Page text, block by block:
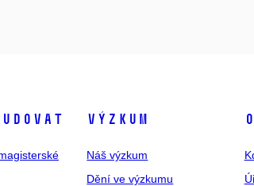
Výzkum
Náš výzkum
Dění ve výzkumu